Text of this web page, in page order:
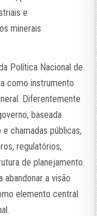
e
minerais
Política Nacional de
como instrumento
Diferentemente
baseada
chamadas públicas,
regulatórios,
de planejamento.
a visão
elemento central